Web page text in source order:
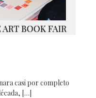
BOOK FAIR
casi por completo
[…]